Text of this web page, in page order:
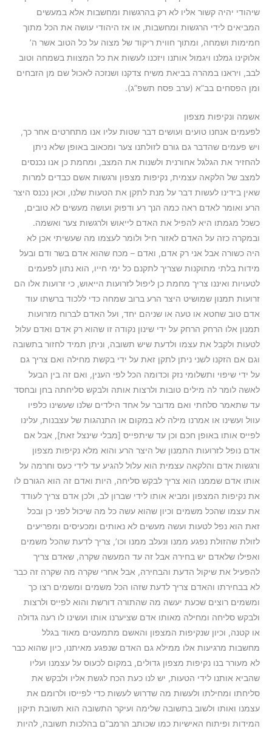
שיהודי יהיה קשור אליו לא רק בהרגשות ומחשבות אלא במעשים
המביאים לידי הרגשות ומחשבות, או אז היהודי עושה את הכל מתוך
חמימות ושמחה, ומתוך חווית ריקוד של מצוה על כל הטוב אשר ה’
אלוקינו גמלנו ויגמול אותנו ויזכנו לעשות את כל המצוות בשמחה וטוב
לבב, ויראנו במהרה בביאת משיח צדקנו ושנזכה לאכול שם מן הזבחים
ומן הפסחים בב”א (ערב פסח תשפ”ג).
אשמה ונקיפות מצפון
לפעמים אנחנו טועים ועושים דבר שטות עליו אנו מתחרטים אחר כך,
ויש פעמים שהדבר גם גורם לזולתנו צער ומכאוב באופן שלא ניתן
להחזיר את הגלגל אחורנית ולשנות את המצב, ומחמת כן אנו נכנסים
למצב של הלקאה עצמית, נקיפות מצפון ורגשות אשם כבדים למרות
שאין בידינו לעשות דבר על מנת לתקן את הטעות שלנו, וכאן נכנס היצר
הרע ואומר לאדם ראה כמה הנך רע ודפוק ועושה מעשים לא טובים,
כשכל מגמתו היא להפיל את האדם לייאוש ולרגשות צער ואשמה.
ובמקרה כזה על האדם לאזור חיל ולומר לעצמו מה שעשיתי אכן לא
היה כשורה אבל אני רק אדם, ואדם – מכח שהוא אדם בשר ודם ובעל
מידות בלתי מתוקנות שצריך לתקנם כל ימי חייו, הוא נתון לפעמים
לטעויות ואיננו צריך מחמת כן ליפול לזרועות הייאוש, כי זרועות אלו הם
זרועות תמנון שמושיט היצר הרע ברוב שמחה כדי ללכוד ברשתו עוד
אדם טוב שחטא או טעה או שניהם יחד, ועל האדם לברוח מזרועות
תמנון אלו הרחק הרחק על ידי שינון נקודה זו שהוא רק אדם ואדם עלול
לטעות ולקבל את עצמו ולדעת שיש תשובה, וניתן תמיד לחזור בתשובה
וגם אם הזקנו לשני ניתן לתקן זאת על ידי בקשת מחילה ואם צריך גם
על ידי שיפוי ותשלומי נזק וכדומה הכל לפי הענין, ואם זה בין הבעל
לאשה לומר לה מילים טובות ולרצות אותה ולבקש סליחתה בחן ובחסד
עד שתאמר סלחתי ואם מדובר על אחד הילדים שלנו שעשינו כלפיו
עוול ועשינו או אמרנו מילה לא במקום או התנהגות של עצבנות, עלינו
לפייס אותו באופן חכם וכן עד שיתפייס [מבלי שינצל זאת], אבל אם
אדם נופל לזרועות התמנון של היצר הרע והוא מלא נקיפות מצפון
ורגשות אדם והלקאה עצמית הוא עלול להגיע עד לידי כעס וחרמה על
אותו אדם שממנו הוא צריך לבקש סליחה, היות ואדם זה הוא הגורם לו
את נקיפות המצפון ומביא אותו לידי שברון לב, ולכן אדם צריך לעודד
את עצמו שהכל משמים וכיון שהוא עשה כל מה שיכול לפני כן ובכל
זאת הוא נפל לטעות ועשה מעשים לא נאותים ומכעיסים ומפריעים
לזולת שהזולת נפגע ממנו ונעלב ממנו וכו’, צריך לדעת שהכל משמים
ואפילו שלאדם יש בחירה אבל זה עד המעשה שקרה, שאדם צריך
להפעיל את שיקול הדעת והבחירה, אבל אחרי שקרה מה שקרה זה כבר
לא בבחירתו והאדם צריך לדעת שזהו הכל משמים ומשמים רצו כך
ומשמים רוצים שכעת יעשה מה שהתורה דורשת והוא לפייס ולרצות
ולבקש סליחה ומחילה מאותו אדם שציערנו אותו ועשינו לו רעה גדולה
או קטנה, וכיון שנקיפות המצפון והאשם מתמעטים מאוד בגלל
מחשבות מרגיעות אלו ממילא גם האדם שנפגע מאיתנו, כיון שהוא כבר
לא מעורר בנו נקיפות מצפון גדולים, במקום לכעוס על עצמנו ועליו
שהביא אותנו לידי הטעות, יש לנו כעת הכח לגשת אליו ולבקש את
סליחתו ומחילתו ולעשות מה שדרוש לעשות כדי לפייסו ולרומם את
עצמנו ואותו ולשוב בתשובה שלימה ועיקר התשובה הוא תשובת תיקון
המידות ופיתוח האישיות כמו שכותב הרמב”ם בהלכות תשובה, להיות